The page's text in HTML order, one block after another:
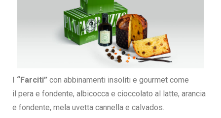
“Farciti” con abbinamenti insoliti e gourmet come
il pera e fondente, albicocca e cioccolato al latte, arancia
e fondente, mela uvetta cannella e calvados.